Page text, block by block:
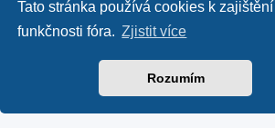
Tato stránka používá cookies k
funkčnosti fóra. Zjistit více
Rozumím